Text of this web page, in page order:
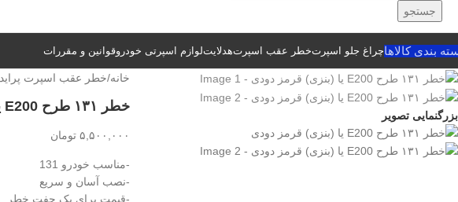
جستجو
بندی کالاهاچراغ جلو اسپرتخطر عقب اسپرتهدلایتلوازم اسپرتی خودروقوانین و مقررات
بزرگنمایی تصویر
خانه/خطر عقب اسپرت پراید 131 و GTX
خطر ۱۳۱ طرح E200 یا (بنزی) قرمز دودی
۵,۵۰۰,۰۰۰ تومان
-مناسب خودرو 131
-نصب آسان و سریع
-قیمت برای یک جفت خطر